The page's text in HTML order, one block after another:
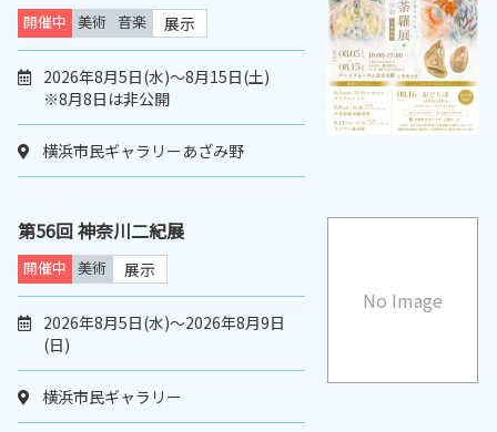
開催中 美術 音楽 展示
2026年8月5日(水)～8月15日(土)
※8月8日は非公開
横浜市民ギャラリーあざみ野
No Image
第56回 神奈川二紀展
開催中 美術 展示
2026年8月5日(水)～2026年8月9日
(日)
横浜市民ギャラリー